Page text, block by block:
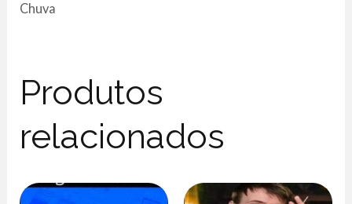
Chuva
Produtos
relacionados